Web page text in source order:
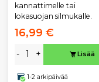
kannattimelle tai
lokasuojan silmukalle.
16,99 €
- + Lisää
1-2 arkipäivää